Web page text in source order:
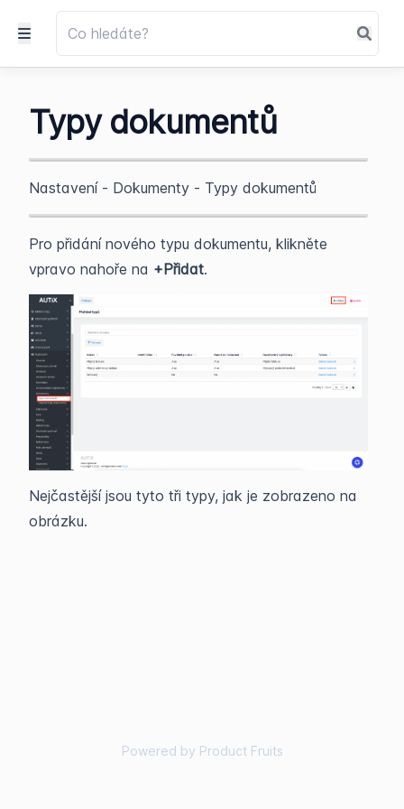
Typy dokumentů
Nastavení - Dokumenty - Typy dokumentů
Pro přidání nového typu dokumentu, klikněte
vpravo nahoře na +Přidat.
Nejčastější jsou tyto tři typy, jak je zobrazeno na
obrázku.
Powered by Product Fruits